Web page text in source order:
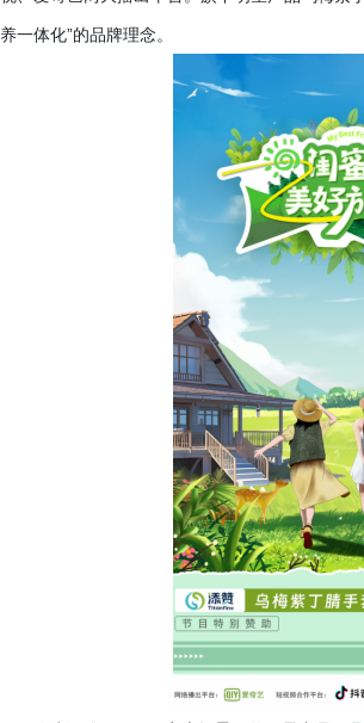
养一体化”的品牌理念。